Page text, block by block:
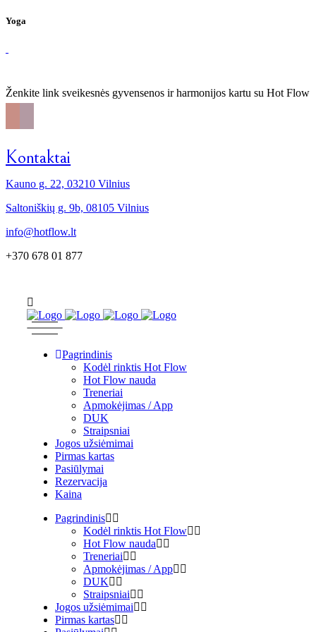
Yoga
Ženkite link sveikesnės gyvensenos ir harmonijos kartu su Hot Flow
Kontaktai
Kauno g. 22, 03210 Vilnius
Saltoniškių g. 9b, 08105 Vilnius
info@hotflow.lt
+370 678 01 877
Pagrindinis
Kodėl rinktis Hot Flow
Hot Flow nauda
Treneriai
Apmokėjimas / App
DUK
Straipsniai
Jogos užsiėmimai
Pirmas kartas
Pasiūlymai
Rezervacija
Kaina
Pagrindinis
Kodėl rinktis Hot Flow
Hot Flow nauda
Treneriai
Apmokėjimas / App
DUK
Straipsniai
Jogos užsiėmimai
Pirmas kartas